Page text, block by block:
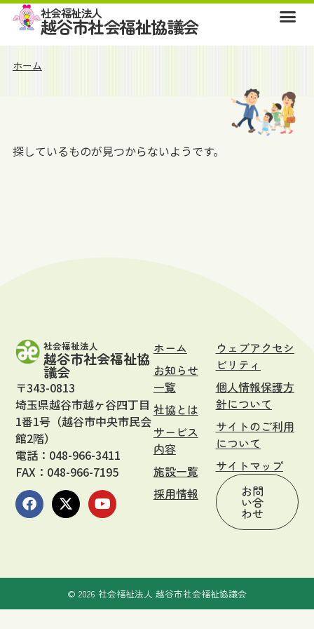
社会福祉法人
越谷市社会福祉協議会
ホーム
探しているものが見つからないようです。
社会福祉法人
越谷市社会福祉協
議会
〒343-0813
埼玉県越谷市越ヶ谷四丁目
1番1号（越谷市中央市民会
館2階）
電話：048-966-3411
FAX：048-966-7195
ホーム
お知らせ
一覧
社協とは
サービス
内容
施設一覧
採用情報
ウェブアクセシ
ビリティ
個人情報保護方
針について
サイトのご利用
について
サイトマップ
お問
い合
わせ
© 2026 社会福祉法人 越谷市社会福祉協議会